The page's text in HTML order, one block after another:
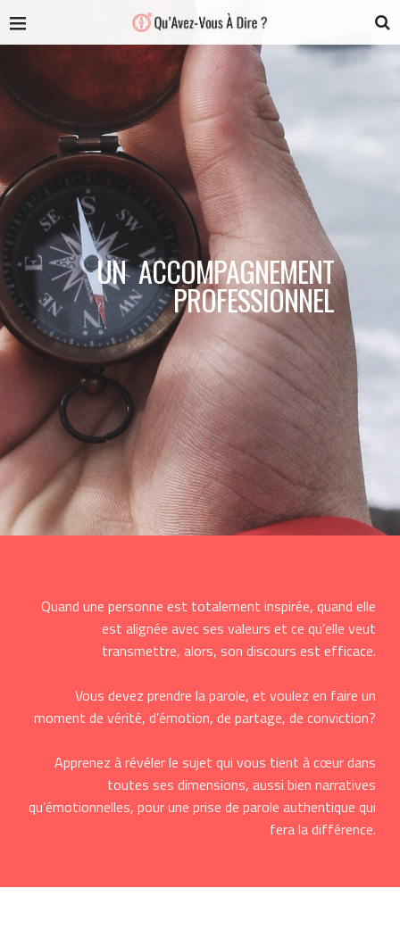
UN ACCOMPAGNEMENT
PROFESSIONNEL
Quand une personne est totalement inspirée, quand elle
est alignée avec ses valeurs et ce qu’elle veut
transmettre, alors, son discours est efficace.
Vous devez prendre la parole, et voulez en faire un
moment de vérité, d’émotion, de partage, de conviction?
Apprenez à révéler le sujet qui vous tient à cœur dans
toutes ses dimensions, aussi bien narratives
qu’émotionnelles, pour une prise de parole authentique qui
fera la différence.